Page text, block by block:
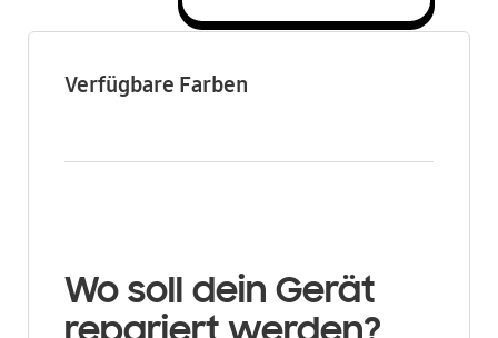
Verfügbare Farben
Wo soll dein Gerät